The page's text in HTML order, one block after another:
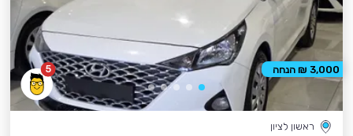
5
ראשון לציון
3,000 ₪ הנחה